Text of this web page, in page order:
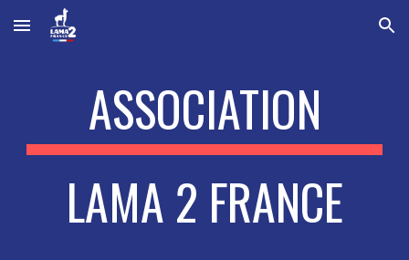
Skip to main content Skip to navigation
ASSOCIATION
LAMA 2 FRANCE